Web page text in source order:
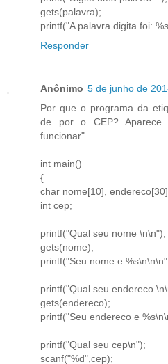
gets(palavra);
printf("A palavra digita foi:
Responder
Anônimo 5 de junho de
Por que o programa da
de por o CEP?
funcionar"
int main()
{
char nome[10],
int cep;
printf("Qual seu nome \n\n");
gets(nome);
printf("Seu nome e
printf("Qual seu endereco
gets(endereco);
printf("Seu endereco e
printf("Qual seu cep\n");
scanf("%d",cep);